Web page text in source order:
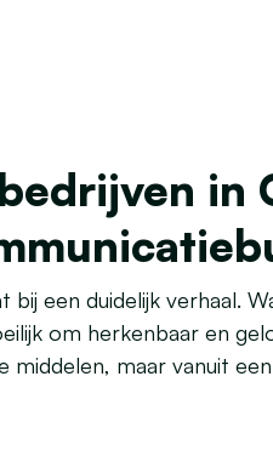
in
een duidelijk verhaal.
om herkenbaar en
middelen, maar vanuit